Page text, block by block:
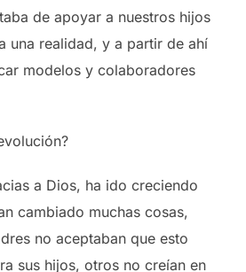
de apoyar a nuestros hijos
una realidad, y a partir de ahí
modelos y colaboradores
a Dios, ha ido creciendo
cambiado muchas cosas,
no aceptaban que esto
sus hijos, otros no creían en